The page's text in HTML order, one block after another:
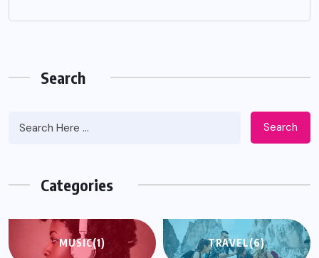
Search
Search
Categories
MUSIC(1) TRAVEL(6)